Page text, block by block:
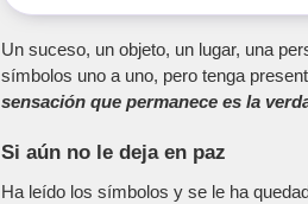
Un suceso, un objeto, un lugar, una
símbolos uno a uno, pero tenga
sensación que permanece es la
Si aún no le deja en paz
Ha leído los símbolos y se le ha